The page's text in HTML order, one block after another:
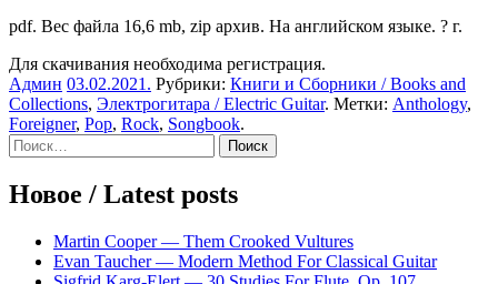
pdf. Вес файла 16,6 mb, zip архив. На английском языке. ? г.
Для скачивания необходима регистрация.
Админ 03.02.2021 . Рубрики: Книги и Сборники / Books and
Collections, Электрогитара / Electric Guitar. Метки: Anthology,
Foreigner, Pop, Rock, Songbook.
Sidebar
Найти:
Новое / Latest posts
Martin Cooper — Them Crooked Vultures
Evan Taucher — Modern Method For Classical Guitar